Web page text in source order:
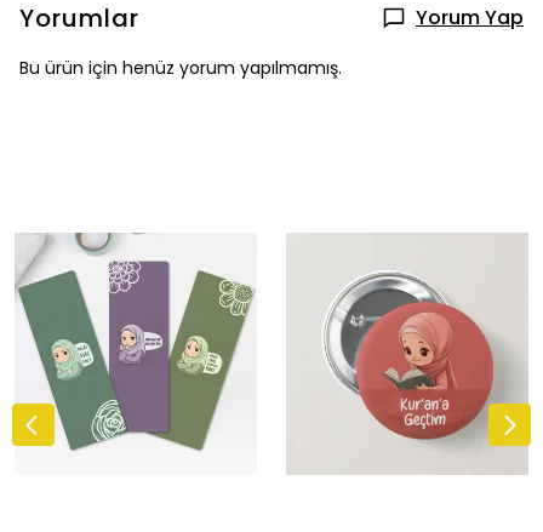
Yorumlar Yorum Yap
Bu ürün için henüz yorum yapılmamış.